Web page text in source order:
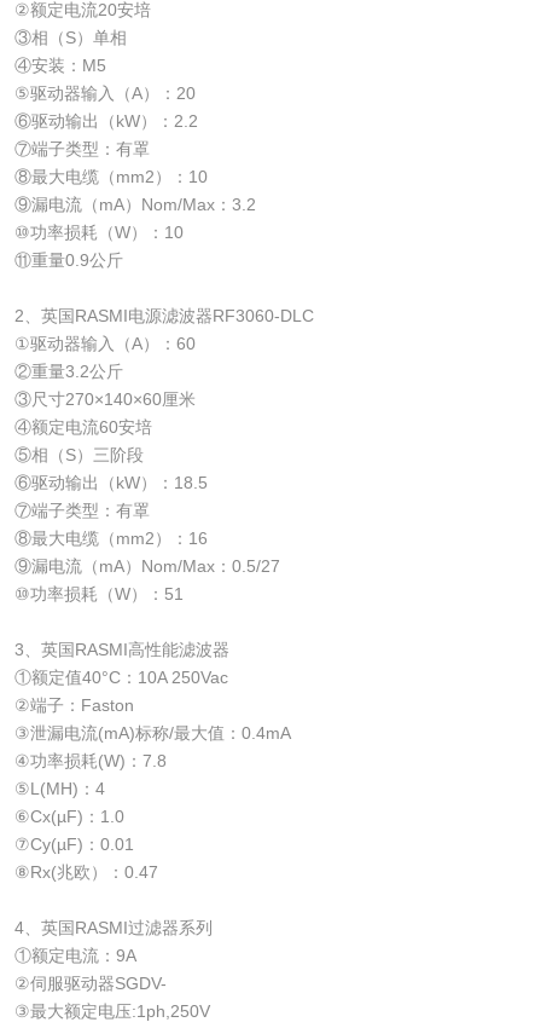
②额定电流20安培
③相（S）单相
④安装：M5
⑤驱动器输入（A）：20
⑥驱动输出（kW）：2.2
⑦端子类型：有罩
⑧最大电缆（mm2）：10
⑨漏电流（mA）Nom/Max：3.2
⑩功率损耗（W）：10
⑪重量0.9公斤
2、英国RASMI电源滤波器RF3060-DLC
①驱动器输入（A）：60
②重量3.2公斤
③尺寸270×140×60厘米
④额定电流60安培
⑤相（S）三阶段
⑥驱动输出（kW）：18.5
⑦端子类型：有罩
⑧最大电缆（mm2）：16
⑨漏电流（mA）Nom/Max：0.5/27
⑩功率损耗（W）：51
3、英国RASMI高性能滤波器
①额定值40°C：10A 250Vac
②端子：Faston
③泄漏电流(mA)标称/最大值：0.4mA
④功率损耗(W)：7.8
⑤L(MH)：4
⑥Cx(µF)：1.0
⑦Cy(µF)：0.01
⑧Rx(兆欧）：0.47
4、英国RASMI过滤器系列
①额定电流：9A
②伺服驱动器SGDV-
③最大额定电压:1ph,250V